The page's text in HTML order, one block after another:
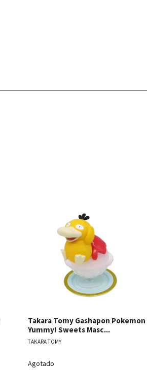
Takara Tomy Gashapon Pokemon
Yummy! Sweets Masc...
TAKARA TOMY
Agotado